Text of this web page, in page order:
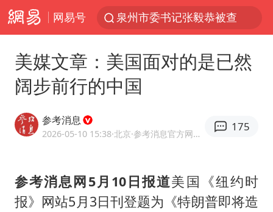
网易号
泉州市委书记张毅恭被查
胜宏科技：股票交易异常波动
“秋天的第一杯奶茶”6岁了
上海：台风白海豚或将带来龙卷风
国乒男单横滨冠军赛全军覆没
38岁演员求职万岁山NPC成功
美媒文章：美国面对的是已然
阔步前行的中国
参考消息
2026-05-10 15:38·北京 ·参考消息官方网易号
175
参考消息网5月10日报道美国《纽约时
报》网站5月3日刊登题为《特朗普即将造